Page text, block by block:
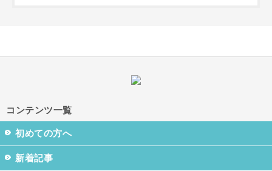
コンテンツ一覧
初めての方へ
新着記事